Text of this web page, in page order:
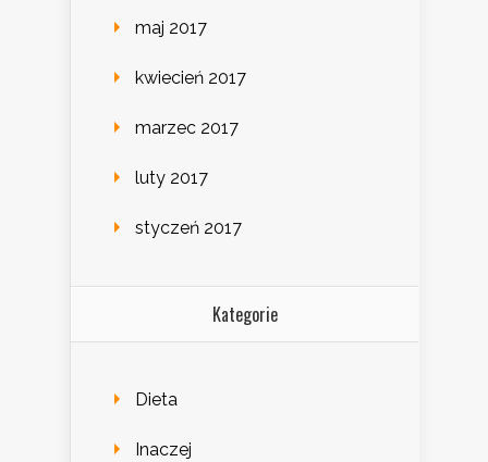
maj 2017
kwiecień 2017
marzec 2017
luty 2017
styczeń 2017
Kategorie
Dieta
Inaczej